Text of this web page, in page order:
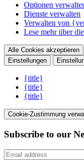
Optionen
Dienste verwalten
Verwalten von
Lese mehr über
Alle Cookies akzeptieren
Einstellungen
{title}
{title}
{title}
Cookie-Zustimmung
Subscribe to our